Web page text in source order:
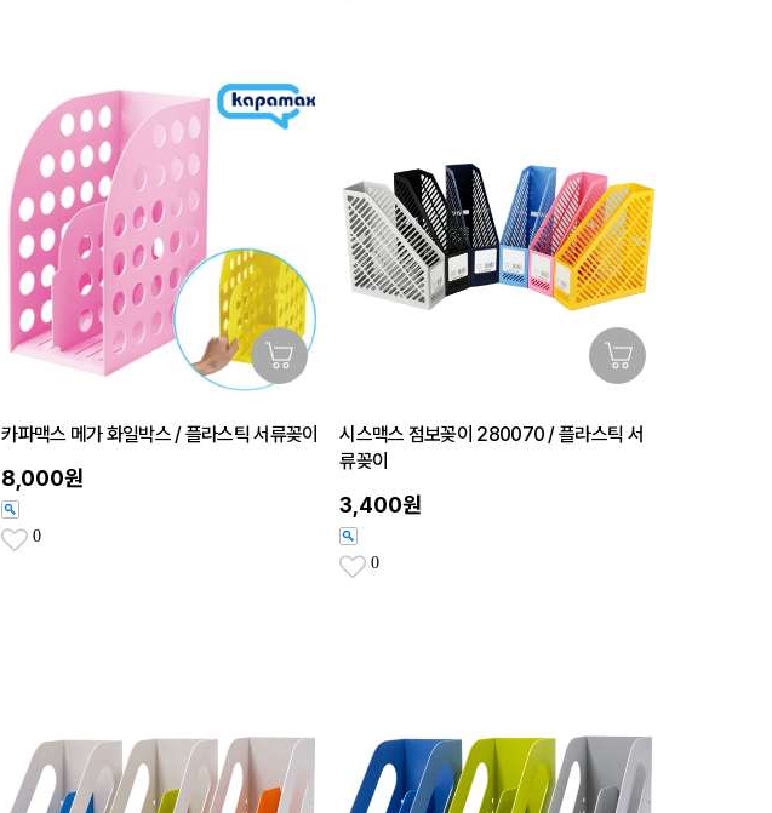
카파맥스 메가 화일박스 / 플라스틱 서류꽂이
8,000원
0
시스맥스 점보꽂이 280070 / 플라스틱 서
류꽂이
3,400원
0